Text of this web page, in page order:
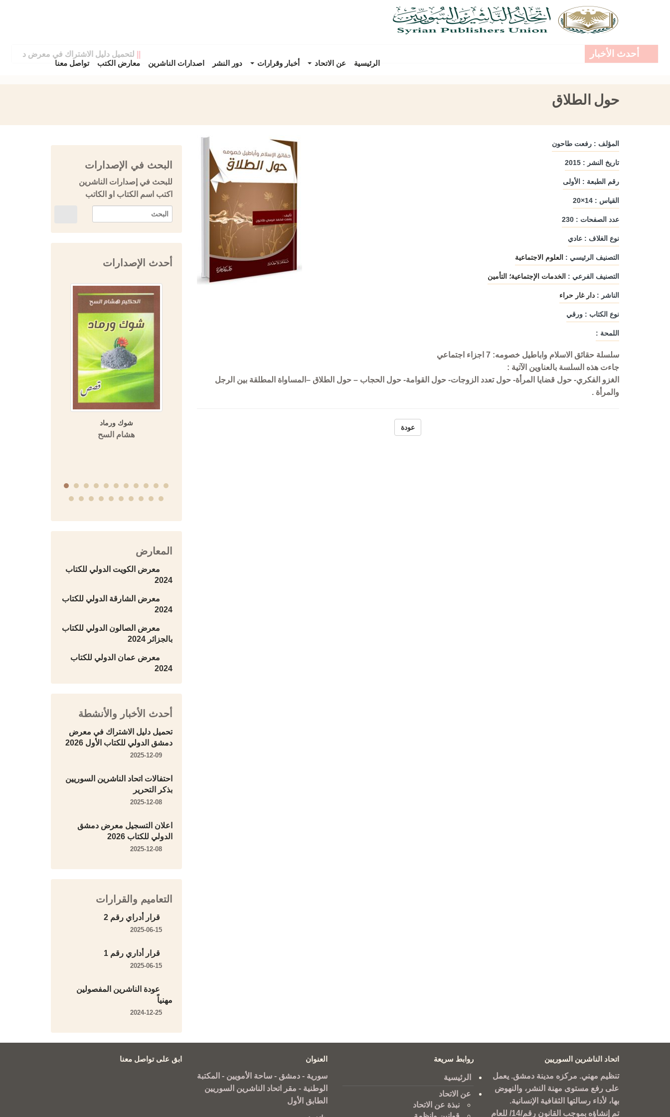
الرئيسية عن الاتحاد أخبار وقرارات دور النشر اصدارات الناشرين معارض الكتب تواصل معنا
أحدث الأخبار لتحميل دليل الاشتراك في معرض دمشق
حول الطلاق
المؤلف : رفعت طاحون
تاريخ النشر : 2015
رقم الطبعة : الأولى
القياس : 14×20
عدد الصفحات : 230
نوع الغلاف : عادي
التصنيف الرئيسي : العلوم الاجتماعية
التصنيف الفرعي : الخدمات الإجتماعية؛ التأمين
الناشر : دار غار حراء
نوع الكتاب : ورقي
اللمحة :
سلسلة حقائق الاسلام واباطيل خصومه: 7 اجزاء اجتماعي
جاءت هذه السلسة بالعناوين الآتية :
الغزو الفكري- حول قضايا المرأة- حول تعدد الزوجات- حول القوامة- حول الحجاب – حول الطلاق –المساواة المطلقة بين الرجل
والمرأة .
عودة
البحث في الإصدارات
للبحث في إصدارات الناشرين
اكتب اسم الكتاب او الكاتب
أحدث الإصدارات
شوك ورماد
هشام السح
المعارض
معرض الكويت الدولي للكتاب
2024
معرض الشارقة الدولي للكتاب
2024
معرض الصالون الدولي للكتاب
بالجزائر 2024
معرض عمان الدولي للكتاب
2024
أحدث الأخبار والأنشطة
تحميل دليل الاشتراك في معرض
دمشق الدولي للكتاب الأول 2026
احتفالات اتحاد الناشرين السوريين
بذكر التحرير
اعلان التسجيل معرض دمشق
الدولي للكتاب 2026
التعاميم والقرارات
قرار أدراي رقم 2
قرار أداري رقم 1
عودة الناشرين المفصولين
مهنياً
اتحاد الناشرين السوريين
تنظيم مهني. مركزه مدينة دمشق. يعمل
على رفع مستوى مهنة النشر، والنهوض
بها، لأداء رسالتها الثقافية الإنسانية.
تم إنشاؤه بموجب القانون رقم/14/ للعام
روابط سريعة
الرئيسية
عن الاتحاد
نبذة عن الاتحاد
العنوان
سورية - دمشق - ساحة الأمويين - المكتبة
الوطنية - مقر اتحاد الناشرين السوريين
الطابق الأول
ابق على تواصل معنا